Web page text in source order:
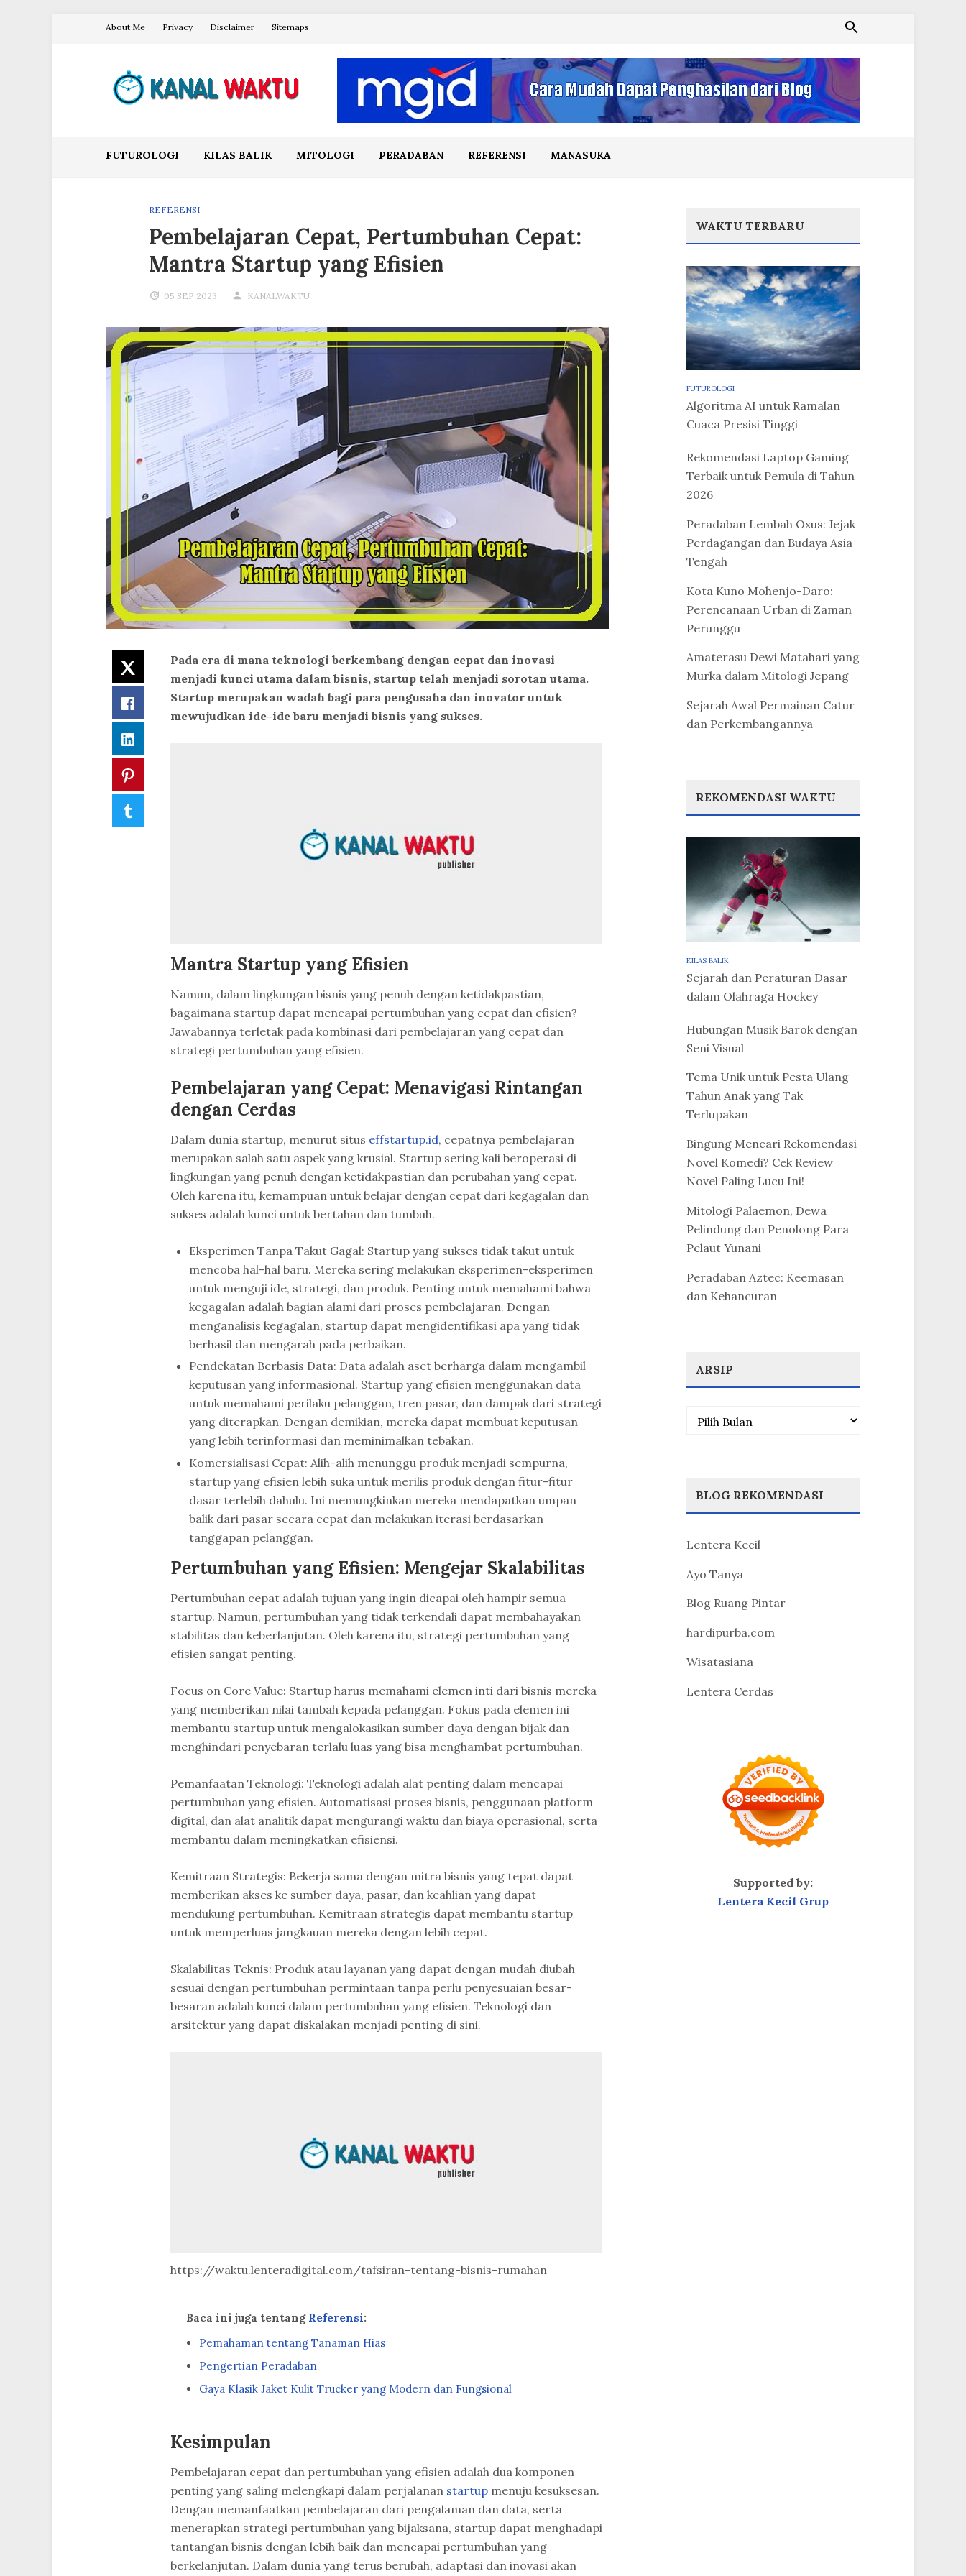
About Me Privacy Disclaimer Sitemaps
FUTUROLOGI KILAS BALIK MITOLOGI PERADABAN REFERENSI MANASUKA
REFERENSI
Pembelajaran Cepat, Pertumbuhan Cepat:
Mantra Startup yang Efisien
05 SEP 2023 KANALWAKTU
Twitter
Facebook
Pada era di mana teknologi berkembang dengan cepat dan inovasi
menjadi kunci utama dalam bisnis, startup telah menjadi sorotan utama.
Startup merupakan wadah bagi para pengusaha dan inovator untuk
mewujudkan ide-ide baru menjadi bisnis yang sukses.
Mantra Startup yang Efisien
Namun, dalam lingkungan bisnis yang penuh dengan ketidakpastian,
bagaimana startup dapat mencapai pertumbuhan yang cepat dan efisien?
Jawabannya terletak pada kombinasi dari pembelajaran yang cepat dan
strategi pertumbuhan yang efisien.
Pembelajaran yang Cepat: Menavigasi Rintangan
dengan Cerdas
Dalam dunia startup, menurut situs effstartup.id, cepatnya pembelajaran
merupakan salah satu aspek yang krusial. Startup sering kali beroperasi di
lingkungan yang penuh dengan ketidakpastian dan perubahan yang cepat.
Oleh karena itu, kemampuan untuk belajar dengan cepat dari kegagalan dan
sukses adalah kunci untuk bertahan dan tumbuh.
Eksperimen Tanpa Takut Gagal: Startup yang sukses tidak takut untuk
mencoba hal-hal baru. Mereka sering melakukan eksperimen-eksperimen
untuk menguji ide, strategi, dan produk. Penting untuk memahami bahwa
kegagalan adalah bagian alami dari proses pembelajaran. Dengan
menganalisis kegagalan, startup dapat mengidentifikasi apa yang tidak
berhasil dan mengarah pada perbaikan.
Pendekatan Berbasis Data: Data adalah aset berharga dalam mengambil
keputusan yang informasional. Startup yang efisien menggunakan data
untuk memahami perilaku pelanggan, tren pasar, dan dampak dari strategi
yang diterapkan. Dengan demikian, mereka dapat membuat keputusan
yang lebih terinformasi dan meminimalkan tebakan.
Komersialisasi Cepat: Alih-alih menunggu produk menjadi sempurna,
startup yang efisien lebih suka untuk merilis produk dengan fitur-fitur
dasar terlebih dahulu. Ini memungkinkan mereka mendapatkan umpan
balik dari pasar secara cepat dan melakukan iterasi berdasarkan
tanggapan pelanggan.
Pertumbuhan yang Efisien: Mengejar Skalabilitas
Pertumbuhan cepat adalah tujuan yang ingin dicapai oleh hampir semua
startup. Namun, pertumbuhan yang tidak terkendali dapat membahayakan
stabilitas dan keberlanjutan. Oleh karena itu, strategi pertumbuhan yang
efisien sangat penting.
Focus on Core Value: Startup harus memahami elemen inti dari bisnis mereka
yang memberikan nilai tambah kepada pelanggan. Fokus pada elemen ini
membantu startup untuk mengalokasikan sumber daya dengan bijak dan
menghindari penyebaran terlalu luas yang bisa menghambat pertumbuhan.
Pemanfaatan Teknologi: Teknologi adalah alat penting dalam mencapai
pertumbuhan yang efisien. Automatisasi proses bisnis, penggunaan platform
digital, dan alat analitik dapat mengurangi waktu dan biaya operasional, serta
membantu dalam meningkatkan efisiensi.
Kemitraan Strategis: Bekerja sama dengan mitra bisnis yang tepat dapat
memberikan akses ke sumber daya, pasar, dan keahlian yang dapat
mendukung pertumbuhan. Kemitraan strategis dapat membantu startup
untuk memperluas jangkauan mereka dengan lebih cepat.
Skalabilitas Teknis: Produk atau layanan yang dapat dengan mudah diubah
sesuai dengan pertumbuhan permintaan tanpa perlu penyesuaian besar-
besaran adalah kunci dalam pertumbuhan yang efisien. Teknologi dan
arsitektur yang dapat diskalakan menjadi penting di sini.
https://waktu.lenteradigital.com/tafsiran-tentang-bisnis-rumahan
Baca ini juga tentang Referensi:
Pemahaman tentang Tanaman Hias
Pengertian Peradaban
Gaya Klasik Jaket Kulit Trucker yang Modern dan Fungsional
Kesimpulan
Pembelajaran cepat dan pertumbuhan yang efisien adalah dua komponen
penting yang saling melengkapi dalam perjalanan startupmenuju kesuksesan.
Dengan memanfaatkan pembelajaran dari pengalaman dan data, serta
menerapkan strategi pertumbuhan yang bijaksana, startup dapat menghadapi
tantangan bisnis dengan lebih baik dan mencapai pertumbuhan yang
berkelanjutan. Dalam dunia yang terus berubah, adaptasi dan inovasi akan
WAKTU TERBARU
FUTUROLOGI
Algoritma AI untuk Ramalan
Cuaca Presisi Tinggi
Rekomendasi Laptop Gaming
Terbaik untuk Pemula di Tahun
2026
Peradaban Lembah Oxus: Jejak
Perdagangan dan Budaya Asia
Tengah
Kota Kuno Mohenjo-Daro:
Perencanaan Urban di Zaman
Perunggu
Amaterasu Dewi Matahari yang
Murka dalam Mitologi Jepang
Sejarah Awal Permainan Catur
dan Perkembangannya
REKOMENDASI WAKTU
KILAS BALIK
Sejarah dan Peraturan Dasar
dalam Olahraga Hockey
Hubungan Musik Barok dengan
Seni Visual
Tema Unik untuk Pesta Ulang
Tahun Anak yang Tak
Terlupakan
Bingung Mencari Rekomendasi
Novel Komedi? Cek Review
Novel Paling Lucu Ini!
Mitologi Palaemon, Dewa
Pelindung dan Penolong Para
Pelaut Yunani
Peradaban Aztec: Keemasan
dan Kehancuran
ARSIP
Arsip
BLOG REKOMENDASI
Lentera Kecil
Ayo Tanya
Blog Ruang Pintar
hardipurba.com
Wisatasiana
Lentera Cerdas
Supported by:
Lentera Kecil Grup